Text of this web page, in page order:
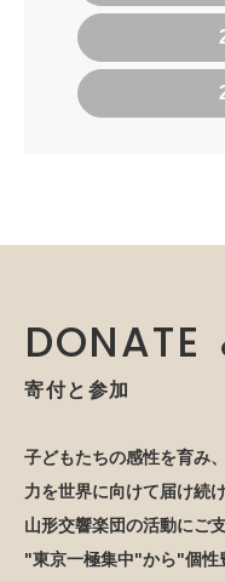
DONATE
寄付と参加
子どもたちの感性を育み
力を世界に向けて届け続け
山形交響楽団の活動にご
"東京一極集中"から"個性